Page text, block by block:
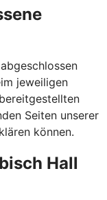
jeweiligen
Seiten unserer
können.
Hall